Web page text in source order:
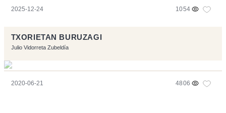
2025-12-24 1054
TXORIETAN BURUZAGI
Julio Vidorreta Zubeldía
2020-06-21 4806